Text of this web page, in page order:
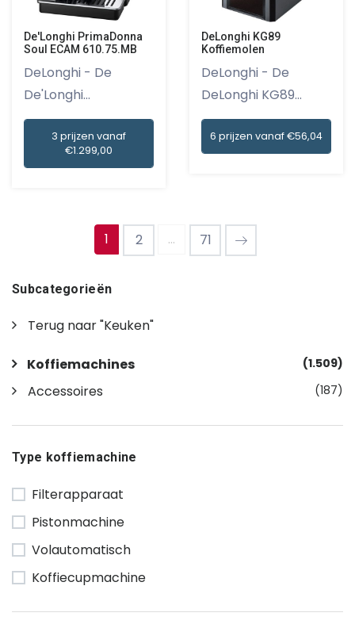
De'Longhi PrimaDonna
Soul ECAM 610.75.MB
DeLonghi - De
De'Longhi
PrimaDonna Soul
ECA...3 prijzen vanaf
€1.299,00
DeLonghi KG89
Koffiemolen
DeLonghi - De
DeLonghi KG89
Koffiemolen is...
6 prijzen vanaf €56,04
1 2 ... 71
Subcategorieën
Terug naar "Keuken"
Koffiemachines (1.509)
Accessoires (187)
Type koffiemachine
Filterapparaat
Pistonmachine
Volautomatisch
Koffiecupmachine